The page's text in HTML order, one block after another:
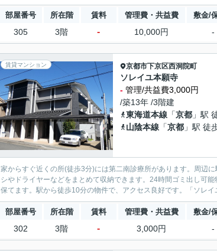
部屋番号 所在階 賃料 管理費・共益費 敷金/
305 3階 - 10,000円 -
賃貸マンション 京都市下京区西洞院町
ソレイユ本願寺
- 管理/共益費3,000円
/築13年 /3階建
東海道本線 「京都 」駅
山陰本線 「京都 」駅 徒
家からすぐ近くの所(徒歩3分)には第二南診療所があります。周辺
シやドライヤーなどをまとめて収納できます。24時間ゴミ出し可
保てます。駅から徒歩10分の物件で、アクセス良好です。「ソレ
部屋番号 所在階 賃料 管理費・共益費 敷金/
302 3階 - 3,000円 -